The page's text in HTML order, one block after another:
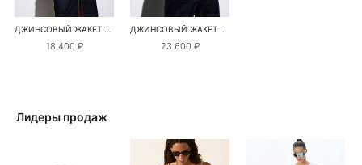
ДЖИНСОВЫЙ ЖАКЕТ С ЭФФЕКТОМ БАРХАТА
18 400 ₽
ДЖИНСОВЫЙ ЖАКЕТ С ЭФФЕКТОМ БАРХАТА
23 600 ₽
Лидеры продаж